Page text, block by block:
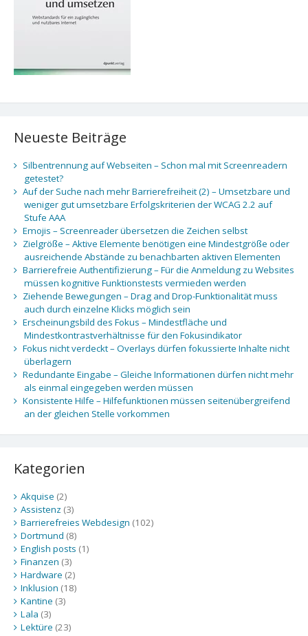
Neueste Beiträge
Silbentrennung auf Webseiten – Schon mal mit Screenreadern
getestet?
Auf der Suche nach mehr Barrierefreiheit (2) – Umsetzbare und
weniger gut umsetzbare Erfolgskriterien der WCAG 2.2 auf
Stufe AAA
Emojis – Screenreader übersetzen die Zeichen selbst
Zielgröße – Aktive Elemente benötigen eine Mindestgröße oder
ausreichende Abstände zu benachbarten aktiven Elementen
Barrierefreie Authentifizierung – Für die Anmeldung zu Websites
müssen kognitive Funktionstests vermieden werden
Ziehende Bewegungen – Drag and Drop-Funktionalität muss
auch durch einzelne Klicks möglich sein
Erscheinungsbild des Fokus – Mindestfläche und
Mindestkontrastverhältnisse für den Fokusindikator
Fokus nicht verdeckt – Overlays dürfen fokussierte Inhalte nicht
überlagern
Redundante Eingabe – Gleiche Informationen dürfen nicht mehr
als einmal eingegeben werden müssen
Konsistente Hilfe – Hilfefunktionen müssen seitenübergreifend
an der gleichen Stelle vorkommen
Kategorien
Akquise (2)
Assistenz (3)
Barrierefreies Webdesign (102)
Dortmund (8)
English posts (1)
Finanzen (3)
Hardware (2)
Inklusion (18)
Kantine (3)
Lala (3)
Lektüre (23)